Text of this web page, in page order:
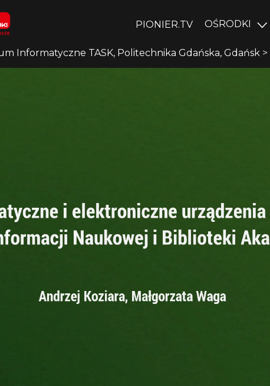
PIONIER.TV OŚRODKI
Informatyczne TASK, Politechnika Gdańska, Gdańsk >